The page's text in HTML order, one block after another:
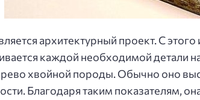
архитектурный проект. С этого
каждой необходимой детали
хвойной породы. Обычно оно
Благодаря таким показателям,